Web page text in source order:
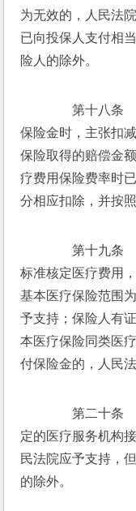
为无效的，人民法
已向投保人支付相
险人的除外。
第十八条　
保险金时，主张扣
保险取得的赔偿金
疗费用保险费率时
分相应扣除，并按
第十九条　
标准核定医疗费用
基本医疗保险范围
予支持；保险人有
本医疗保险同类医
付保险金的，人民
第二十条　
定的医疗服务机构
民法院应予支持，
的除外。